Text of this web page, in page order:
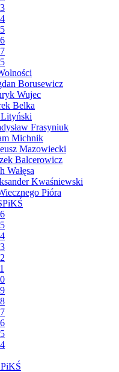
Borusewicz
Wujec
Belka
Lityński
Frasyniuk
Michnik
Mazowiecki
Balcerowicz
Wałęsa
Kwaśniewski
Pióra